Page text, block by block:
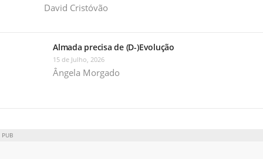
David Cristóvão
Almada precisa de (D-)Evolução
15 de Julho, 2026
Ângela Morgado
PUB